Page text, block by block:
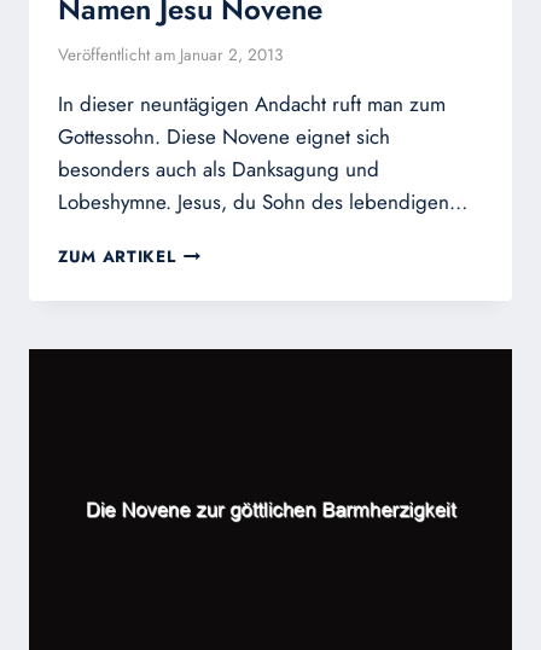
Namen Jesu Novene
Veröffentlicht am Januar 2, 2013
In dieser neuntägigen Andacht ruft man zum
Gottessohn. Diese Novene eignet sich
besonders auch als Danksagung und
Lobeshymne. Jesus, du Sohn des lebendigen…
ZUM ARTIKEL NAMEN
NOVENE